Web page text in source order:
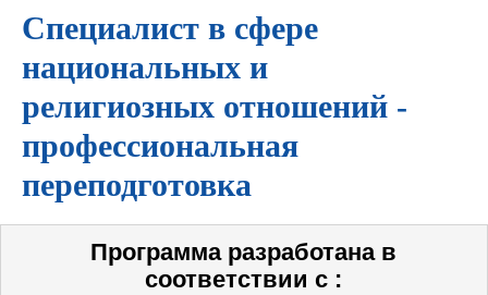
Специалист в сфере
национальных и
религиозных отношений -
профессиональная
переподготовка
Программа разработана в
соответствии с :